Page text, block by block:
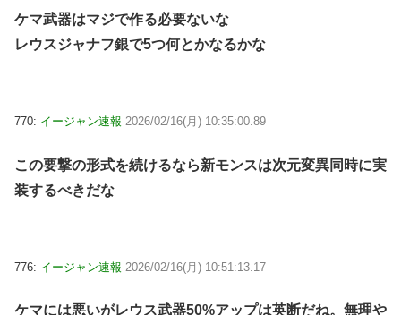
ケマ武器はマジで作る必要ないな
レウスジャナフ銀で5つ何とかなるかな
770: イージャン速報 2026/02/16(月) 10:35:00.89
この要撃の形式を続けるなら新モンスは次元変異同時に実
装するべきだな
776: イージャン速報 2026/02/16(月) 10:51:13.17
ケマには悪いがレウス武器50%アップは英断だね。無理や